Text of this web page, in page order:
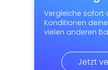
Vergleiche sofort
Konditionen
vielen anderen
Jetzt